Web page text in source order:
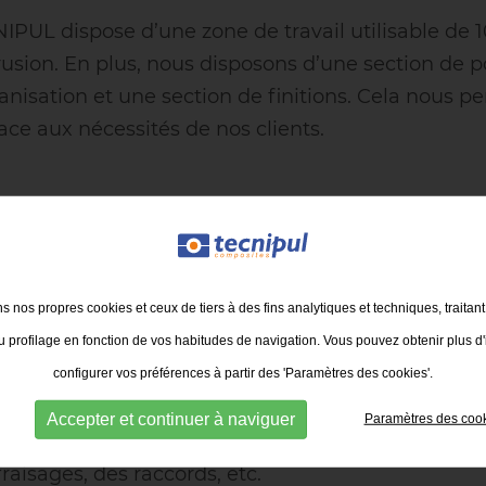
dispose d’une zone de travail utilisable de
En plus, nous disposons d’une section de
et une section de finitions. Cela nous
aux nécessités de nos clients.
installations disposent de deux centres de
des profils finis et prêts à être assemblés,
manipulation à nos clients. Ces usinages
des raccords, etc.
nos propres cookies et ceux de tiers à des fins analytiques et techniques,
profilage en fonction de vos habitudes de navigation. Vous pouvez obtenir plus
configurer vos préférences à partir des 'Paramètres des cookies'.
Accepter et continuer à naviguer Paramètres des